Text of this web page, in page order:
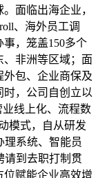
面临出海企业，
、海外员工调
，笼盖150多个
、非洲等区域；面
外包、企业商保及
时，公司自创立以
线上化、流程数
模式，自从研发
系统、智能员
请到去职打制贯
位赋能企业高效增